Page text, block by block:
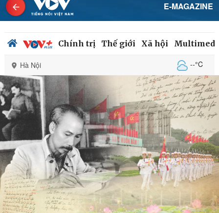
E-MAGAZINE
Chính trị Thế giới Xã hội
Hà Nội --°C
Chính trị
Đảng
Tổ chức nhân sự
Quốc hội
Nhận diện sự thật
Xã hội
Tin 24h
Dự báo thời tiết
Giáo dục
Dấu ấn VOV
Việc làm
Biển đảo